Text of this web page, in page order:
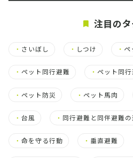
注目の
・ さいぼし ・ しつけ ・ペ
・ ペット同行避難 ・ペット同
・ ペット防災 ・ペット馬肉
・ 台風 ・ 同行避難と同伴避難の
・ 命を守る行動 ・垂直避難